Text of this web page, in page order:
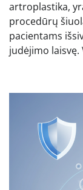
artroplastika,
procedūrų
pacientams
judėjimo laisvę.